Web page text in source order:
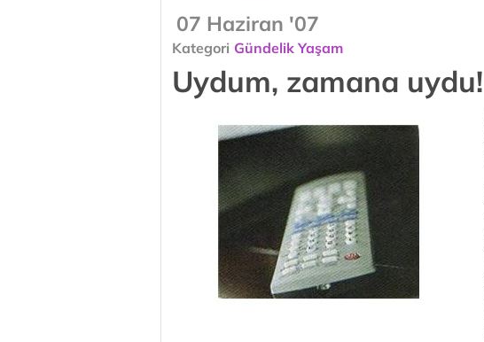
07 Haziran '07
Kategori Gündelik Yaşam
Uydum, zamana uydu!